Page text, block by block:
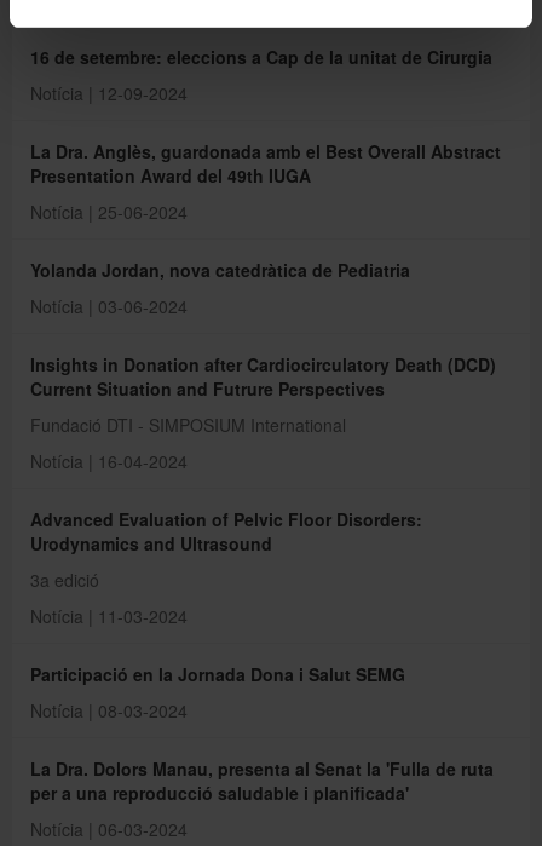
16 de setembre: eleccions a Cap de la unitat de Cirurgia
Notícia | 12-09-2024
La Dra. Anglès, guardonada amb el Best Overall Abstract
Presentation Award del 49th IUGA
Notícia | 25-06-2024
Yolanda Jordan, nova catedràtica de Pediatria
Notícia | 03-06-2024
Insights in Donation after Cardiocirculatory Death (DCD)
Current Situation and Futrure Perspectives
Fundació DTI - SIMPOSIUM International
Notícia | 16-04-2024
Advanced Evaluation of Pelvic Floor Disorders:
Urodynamics and Ultrasound
3a edició
Notícia | 11-03-2024
Participació en la Jornada Dona i Salut SEMG
Notícia | 08-03-2024
La Dra. Dolors Manau, presenta al Senat la 'Fulla de ruta
per a una reproducció saludable i planificada'
Notícia | 06-03-2024